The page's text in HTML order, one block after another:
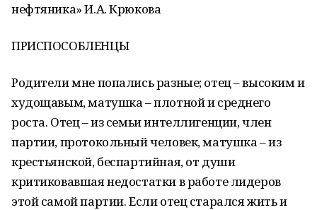
нефтяника» И.А. Крюкова
ПРИСПОСОБЛЕНЦЫ
Родители мне попались разные; отец – высоким и
худощавым, матушка – плотной и среднего
роста. Отец – из семьи интеллигенции, член
партии, протокольный человек, матушка – из
крестьянской, беспартийная, от души
критиковавшая недостатки в работе лидеров
этой самой партии. Если отец старался жить и